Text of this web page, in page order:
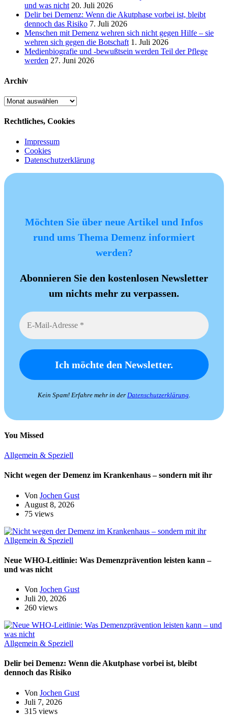
und was nicht 20. Juli 2026
Delir bei Demenz: Wenn die Akutphase vorbei ist, bleibt
dennoch das Risiko 7. Juli 2026
Menschen mit Demenz wehren sich nicht gegen Hilfe – sie
wehren sich gegen die Botschaft 1. Juli 2026
Medienbiografie und -bewußtsein werden Teil der Pflege
werden 27. Juni 2026
Archiv
Archiv
Rechtliches, Cookies
Impressum
Cookies
Datenschutzerklärung
Möchten Sie über neue Artikel und Infos
rund ums Thema Demenz informiert
werden?
Abonnieren Sie den kostenlosen Newsletter
um nichts mehr zu verpassen.
Kein Spam! Erfahre mehr in der Datenschutzerklärung
You Missed
Allgemein & Speziell
Nicht wegen der Demenz im Krankenhaus – sondern mit ihr
Von Jochen Gust
August 8, 2026
75 views
Allgemein & Speziell
Neue WHO-Leitlinie: Was Demenzprävention leisten kann –
und was nicht
Von Jochen Gust
Juli 20, 2026
260 views
Allgemein & Speziell
Delir bei Demenz: Wenn die Akutphase vorbei ist, bleibt
dennoch das Risiko
Von Jochen Gust
Juli 7, 2026
315 views